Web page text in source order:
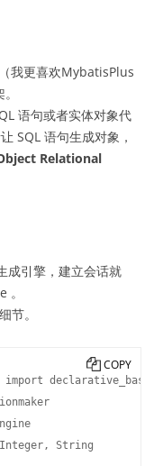
我更喜欢MybatisPlus
语句或者实体对象代
SQL 语句生成对象，
Relational
成引擎，建立会话就
。
节。
declarative_base
Integer, String
COPY